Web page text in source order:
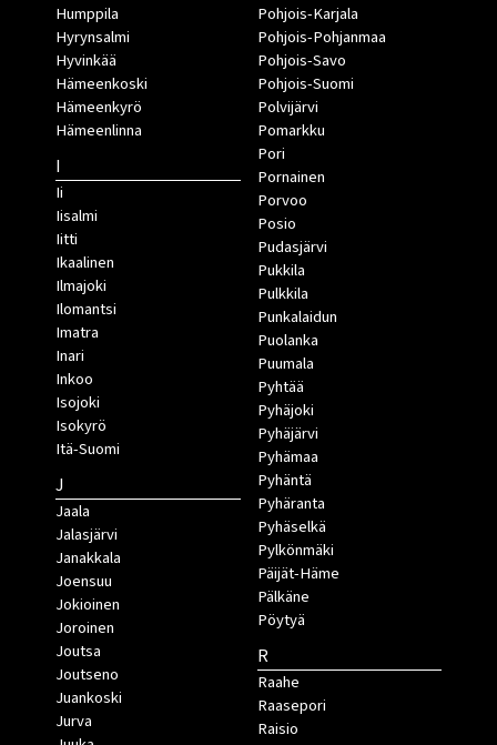
Humppila
Hyrynsalmi
Hyvinkää
Hämeenkoski
Hämeenkyrö
Hämeenlinna
I
Ii
Iisalmi
Iitti
Ikaalinen
Ilmajoki
Ilomantsi
Imatra
Inari
Inkoo
Isojoki
Isokyrö
Itä-Suomi
J
Jaala
Jalasjärvi
Janakkala
Joensuu
Jokioinen
Joroinen
Joutsa
Joutseno
Juankoski
Jurva
Pohjois-Karjala
Pohjois-Pohjanmaa
Pohjois-Savo
Pohjois-Suomi
Polvijärvi
Pomarkku
Pori
Pornainen
Porvoo
Posio
Pudasjärvi
Pukkila
Pulkkila
Punkalaidun
Puolanka
Puumala
Pyhtää
Pyhäjoki
Pyhäjärvi
Pyhämaa
Pyhäntä
Pyhäranta
Pyhäselkä
Pylkönmäki
Päijät-Häme
Pälkäne
Pöytyä
R
Raahe
Raasepori
Raisio